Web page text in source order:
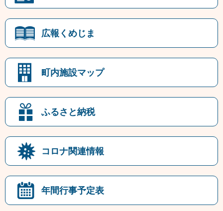
広報くめじま
町内施設マップ
ふるさと納税
コロナ関連情報
年間行事予定表